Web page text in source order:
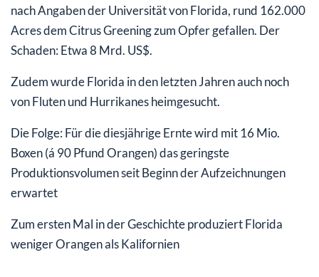
nach Angaben der Universität von Florida, rund 162.000
Acres dem Citrus Greening zum Opfer gefallen. Der
Schaden: Etwa 8 Mrd. US$.
Zudem wurde Florida in den letzten Jahren auch noch
von Fluten und Hurrikanes heimgesucht.
Die Folge: Für die diesjährige Ernte wird mit 16 Mio.
Boxen (á 90 Pfund Orangen) das geringste
Produktionsvolumen seit Beginn der Aufzeichnungen
erwartet
Zum ersten Mal in der Geschichte produziert Florida
weniger Orangen als Kalifornien